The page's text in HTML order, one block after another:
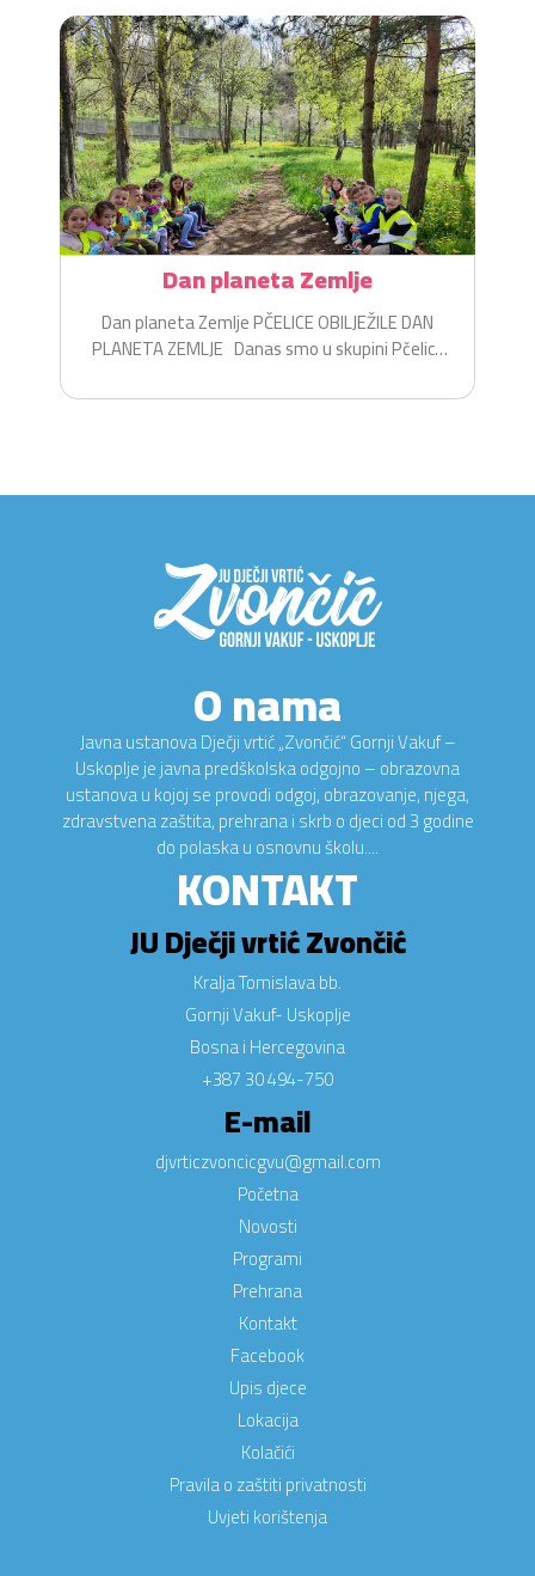
Dan planeta Zemlje
Dan planeta Zemlje PČELICE OBILJEŽILE DAN
PLANETA ZEMLJE Danas smo u skupini Pčelice
O nama
Javna ustanova Dječji vrtić „Zvončić“ Gornji Vakuf –
Uskoplje je javna predškolska odgojno – obrazovna
ustanova u kojoj se provodi odgoj, obrazovanje, njega,
zdravstvena zaštita, prehrana i skrb o djeci od 3 godine
do polaska u osnovnu školu....
KONTAKT
JU Dječji vrtić Zvončić
Kralja Tomislava bb.
Gornji Vakuf- Uskoplje
Bosna i Hercegovina
+387 30 494-750
E-mail
djvrticzvoncicgvu@gmail.com
Početna
Novosti
Programi
Prehrana
Kontakt
Facebook
Upis djece
Lokacija
Kolačići
Pravila o zaštiti privatnosti
Uvjeti korištenja